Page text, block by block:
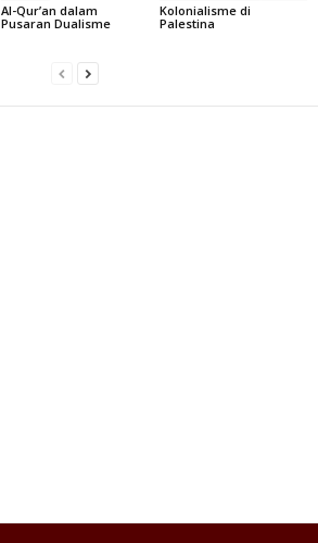
Al-Qur’an dalam
Pusaran Dualisme
Kolonialisme di
Palestina